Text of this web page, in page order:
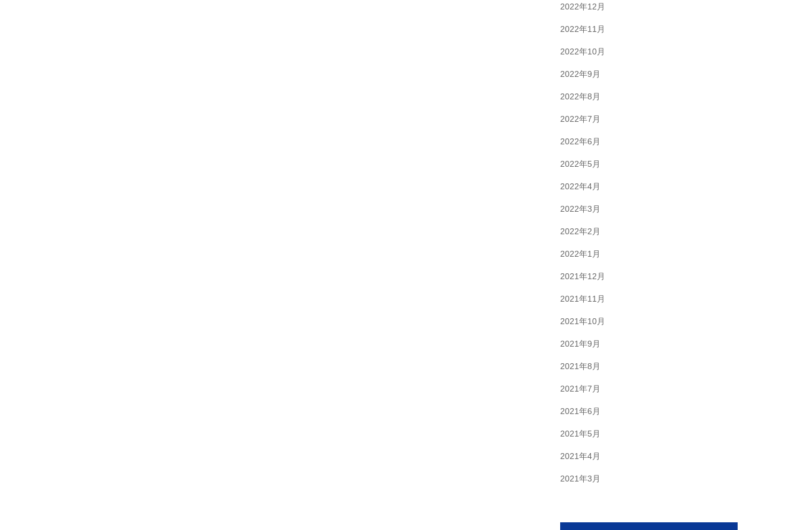
2022年12月
2022年11月
2022年10月
2022年9月
2022年8月
2022年7月
2022年6月
2022年5月
2022年4月
2022年3月
2022年2月
2022年1月
2021年12月
2021年11月
2021年10月
2021年9月
2021年8月
2021年7月
2021年6月
2021年5月
2021年4月
2021年3月